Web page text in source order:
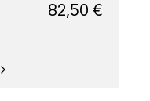
82,50 €